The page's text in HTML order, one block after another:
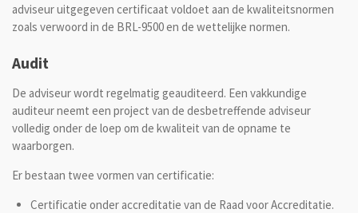
adviseur uitgegeven certificaat voldoet aan de kwaliteitsnormen
zoals verwoord in de BRL-9500 en de wettelijke normen.
Audit
De adviseur wordt regelmatig geauditeerd. Een vakkundige
auditeur neemt een project van de desbetreffende adviseur
volledig onder de loep om de kwaliteit van de opname te
waarborgen.
Er bestaan twee vormen van certificatie:
Certificatie onder accreditatie van de Raad voor Accreditatie.